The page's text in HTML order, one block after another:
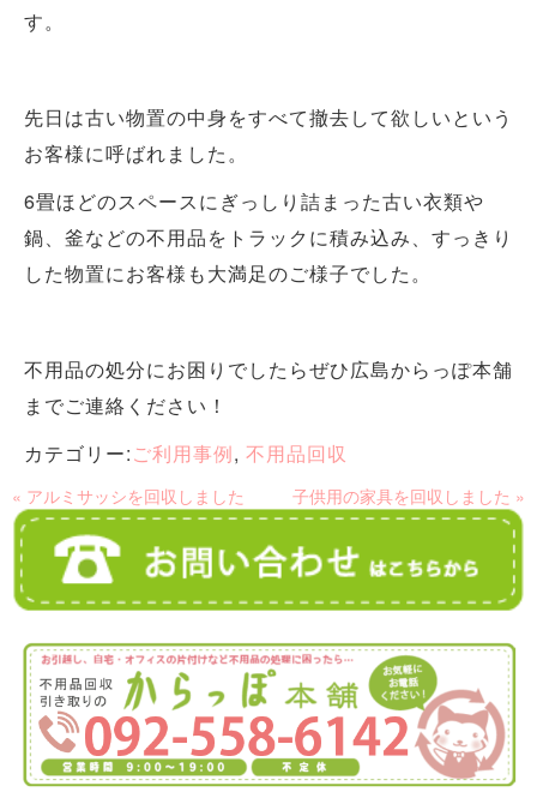
す。
先日は古い物置の中身をすべて撤去して欲しいという
お客様に呼ばれました。
6畳ほどのスペースにぎっしり詰まった古い衣類や
鍋、釜などの不用品をトラックに積み込み、すっきり
した物置にお客様も大満足のご様子でした。
不用品の処分にお困りでしたらぜひ広島からっぽ本舗
までご連絡ください！
カテゴリー:ご利用事例, 不用品回収
« アルミサッシを回収しました 子供用の家具を回収しました »